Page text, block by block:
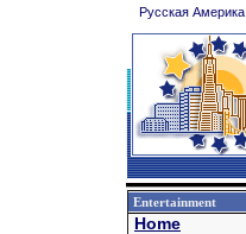
Русская Америка
Entertainment
Home